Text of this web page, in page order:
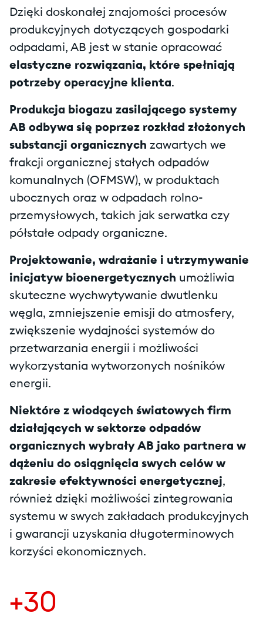
Dzięki doskonałej znajomości procesów
produkcyjnych dotyczących gospodarki
odpadami, AB jest w stanie opracować
elastyczne rozwiązania, które spełniają
potrzeby operacyjne klienta.
Produkcja biogazu zasilającego systemy
AB odbywa się poprzez rozkład złożonych
substancji organicznych zawartych we
frakcji organicznej stałych odpadów
komunalnych (OFMSW), w produktach
ubocznych oraz w odpadach rolno-
przemysłowych, takich jak serwatka czy
półstałe odpady organiczne.
Projektowanie, wdrażanie i utrzymywanie
inicjatyw bioenergetycznych umożliwia
skuteczne wychwytywanie dwutlenku
węgla, zmniejszenie emisji do atmosfery,
zwiększenie wydajności systemów do
przetwarzania energii i możliwości
wykorzystania wytworzonych nośników
energii.
Niektóre z wiodących światowych firm
działających w sektorze odpadów
organicznych wybrały AB jako partnera w
dążeniu do osiągnięcia swych celów w
zakresie efektywności energetycznej,
również dzięki możliwości zintegrowania
systemu w swych zakładach produkcyjnych
i gwarancji uzyskania długoterminowych
korzyści ekonomicznych.
+30